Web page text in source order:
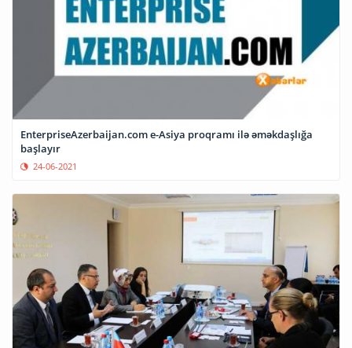
EnterpriseAzerbaijan.com e-Asiya proqramı ilə əməkdaşlığa
başlayır
24-06-2021